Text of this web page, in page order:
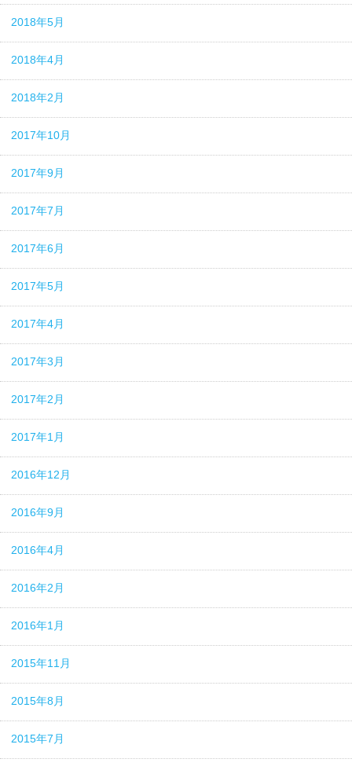
2018年5月
2018年4月
2018年2月
2017年10月
2017年9月
2017年7月
2017年6月
2017年5月
2017年4月
2017年3月
2017年2月
2017年1月
2016年12月
2016年9月
2016年4月
2016年2月
2016年1月
2015年11月
2015年8月
2015年7月